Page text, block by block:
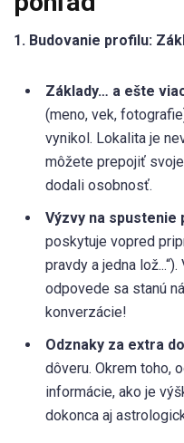
1. Budovanie profilu:
Základy… a ešte
(meno, vek,
vynikol. Lokalita je
môžete prepojiť
dodali osobnosť.
Výzvy na spustenie
poskytuje vopred
pravdy a jedna
odpovede sa stanú
konverzácie!
Odznaky za extra
dôveru. Okrem toho,
informácie, ako je
dokonca aj